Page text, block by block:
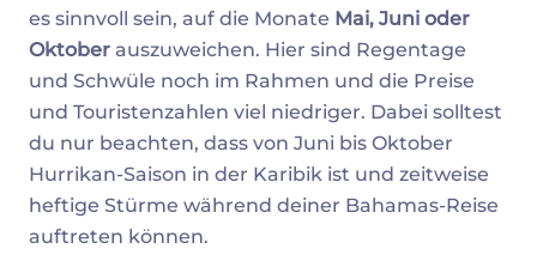
es sinnvoll sein, auf die Monate Mai, Juni oder
Oktober auszuweichen. Hier sind Regentage
und Schwüle noch im Rahmen und die Preise
und Touristenzahlen viel niedriger. Dabei solltest
du nur beachten, dass von Juni bis Oktober
Hurrikan-Saison in der Karibik ist und zeitweise
heftige Stürme während deiner Bahamas-Reise
auftreten können.